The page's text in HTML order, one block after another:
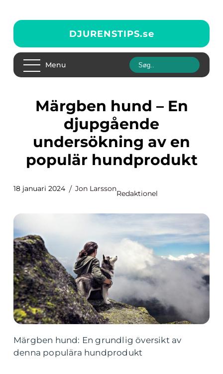
DJURENSTIPS.se
Menu
Märgben hund – En
djupgående
undersökning av en
populär hundprodukt
18 januari 2024 Jon Larsson
Redaktionel
Märgben hund: En grundlig översikt av
denna populära hundprodukt